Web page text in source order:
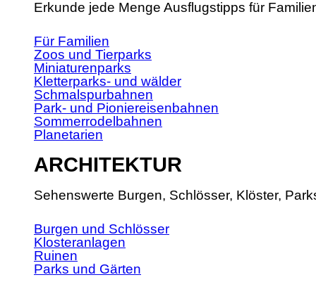
Erkunde jede Menge Ausflugstipps für
Für Familien
Zoos und Tierparks
Miniaturenparks
Kletterparks- und wälder
Schmalspurbahnen
Park- und Pioniereisenbahnen
Sommerrodelbahnen
Planetarien
ARCHITEKTUR
Sehenswerte Burgen, Schlösser, Klöster,
Burgen und Schlösser
Klosteranlagen
Ruinen
Parks und Gärten